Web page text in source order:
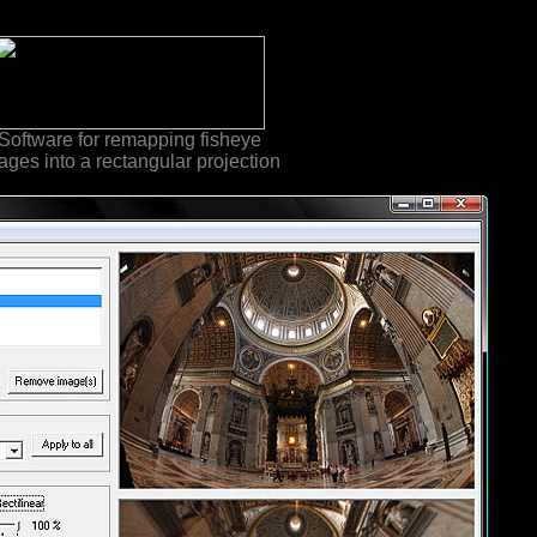
for remapping fisheye
into a rectangular projection